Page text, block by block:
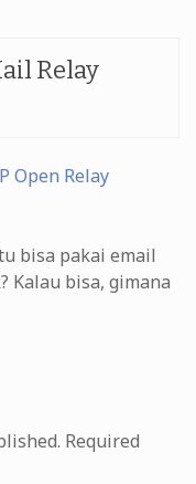
Relay
Open Relay
bisa pakai email
Kalau bisa, gimana
Required